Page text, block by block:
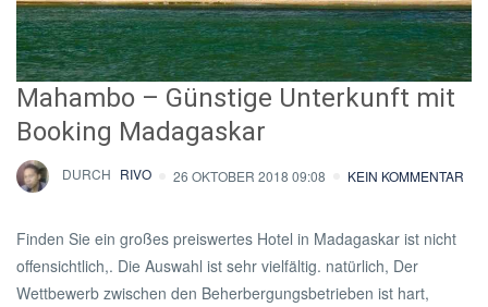
Mahambo – Günstige Unterkunft mit
Booking Madagaskar
DURCH RIVO 26 OKTOBER 2018 09:08 KEIN KOMMENTAR
Finden Sie ein großes preiswertes Hotel in Madagaskar ist nicht
offensichtlich,. Die Auswahl ist sehr vielfältig. natürlich, Der
Wettbewerb zwischen den Beherbergungsbetrieben ist hart,